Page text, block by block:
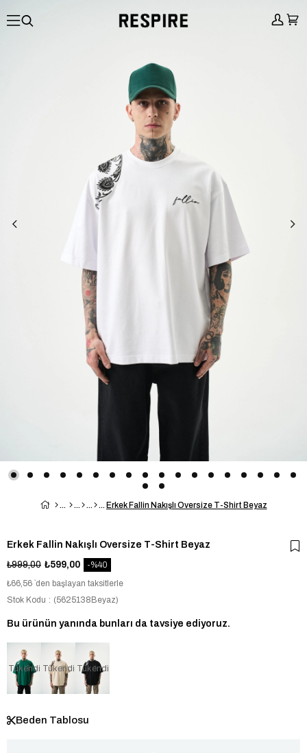
Erkek Fallin Nakışlı Oversize T-Shirt Beyaz
Erkek Fallin Nakışlı Oversize T-Shirt Beyaz
₺999,00 ₺599,00
40
₺66,56 `den başlayan taksitlerle
Stok Kodu
(5625138Beyaz)
Bu ürünün yanında bunları da tavsiye ediyoruz.
Tükendi Tükendi Tükendi
Beden Tablosu